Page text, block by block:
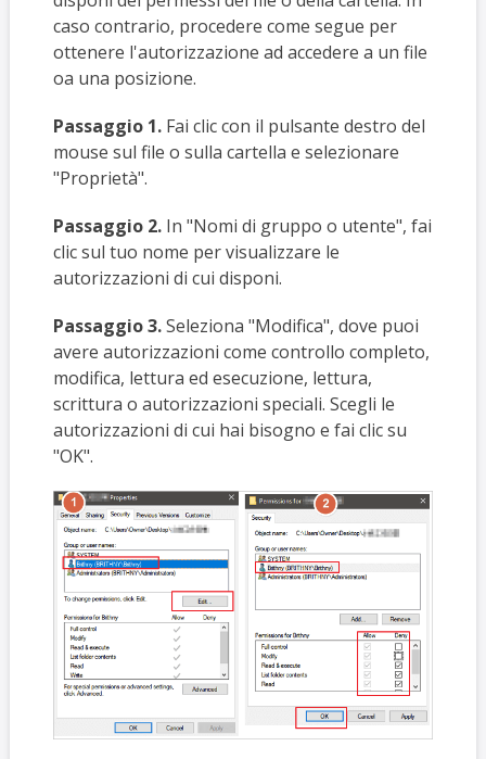
caso contrario, procedere come segue per
ottenere l'autorizzazione ad accedere a un file
oa una posizione.
Passaggio 1.Fai clic con il pulsante destro del
mouse sul file o sulla cartella e selezionare
"Proprietà".
Passaggio 2.In "Nomi di gruppo o utente", fai
clic sul tuo nome per visualizzare le
autorizzazioni di cui disponi.
Passaggio 3.Seleziona "Modifica", dove puoi
avere autorizzazioni come controllo completo,
modifica, lettura ed esecuzione, lettura,
scrittura o autorizzazioni speciali. Scegli le
autorizzazioni di cui hai bisogno e fai clic su
"OK".